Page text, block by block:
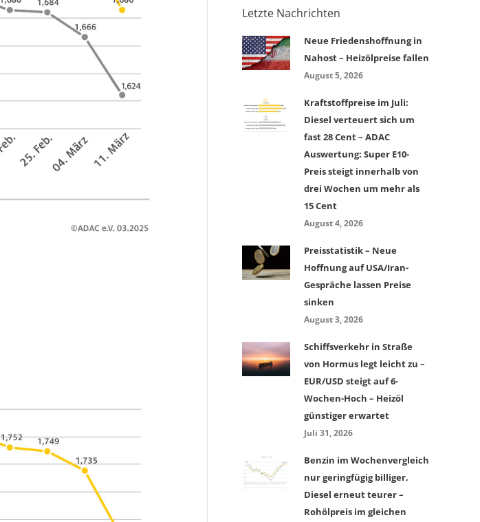
Letzte Nachrichten
Neue Friedenshoffnung in
Nahost – Heizölpreise fallen
August 5, 2026
Kraftstoffpreise im Juli:
Diesel verteuert sich um
fast 28 Cent – ADAC
Auswertung: Super E10-
Preis steigt innerhalb von
drei Wochen um mehr als
15 Cent
August 4, 2026
Preisstatistik – Neue
Hoffnung auf USA/Iran-
Gespräche lassen Preise
sinken
August 3, 2026
Schiffsverkehr in Straße
von Hormus legt leicht zu –
EUR/USD steigt auf 6-
Wochen-Hoch – Heizöl
günstiger erwartet
Juli 31, 2026
Benzin im Wochenvergleich
nur geringfügig billiger,
Diesel erneut teurer –
Rohölpreis im gleichen